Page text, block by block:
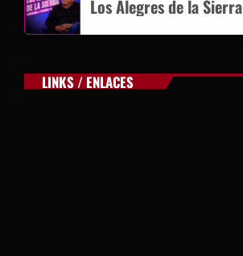
Los Alegres de la Sierra
LINKS / ENLACES